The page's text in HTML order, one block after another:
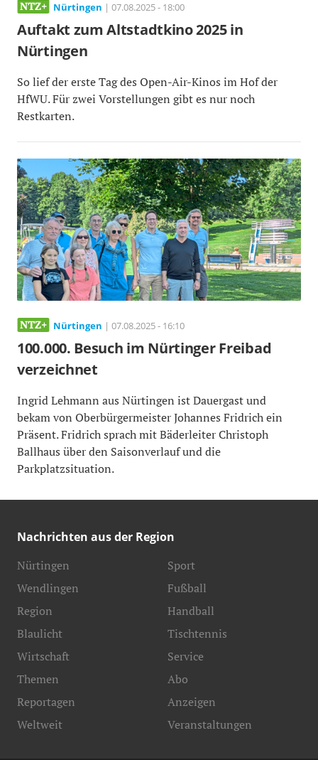
Nürtingen | 07.08.2025 - 18:00
Auftakt zum Altstadtkino 2025 in
Nürtingen
So lief der erste Tag des Open-Air-Kinos im Hof der
HfWU. Für zwei Vorstellungen gibt es nur noch
Restkarten.
Nürtingen | 07.08.2025 - 16:10
100.000. Besuch im Nürtinger Freibad
verzeichnet
Ingrid Lehmann aus Nürtingen ist Dauergast und
bekam von Oberbürgermeister Johannes Fridrich ein
Präsent. Fridrich sprach mit Bäderleiter Christoph
Ballhaus über den Saisonverlauf und die
Parkplatzsituation.
Nachrichten aus der Region
Nürtingen
Wendlingen
Region
Blaulicht
Sport
Fußball
Handball
Tischtennis
Wirtschaft
Themen
Reportagen
Weltweit
Service
Abo
Anzeigen
Veranstaltungen